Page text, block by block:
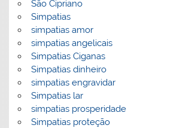
São Cipriano
Simpatias
simpatias amor
simpatias angelicais
Simpatias Ciganas
Simpatias dinheiro
simpatias engravidar
Simpatias lar
simpatias prosperidade
Simpatias proteção